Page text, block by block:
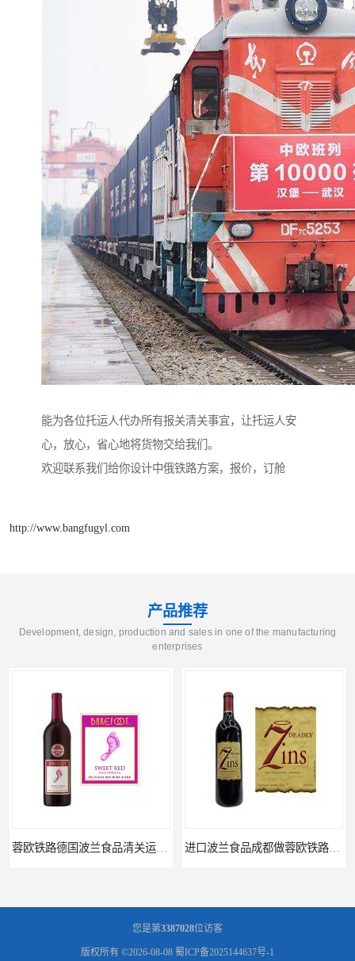
能为各位托运人代办所有报关清关事宜，让托运人安
心，放心，省心地将货物交给我们。
欢迎联系我们给你设计中俄铁路方案，报价，订舱
http://www.bangfugyl.com
产品推荐
Development, design, production and sales in one of the manufacturing
enterprises
蓉欧铁路德国波兰食品清关运输门到门 进口波兰食品成都做蓉欧铁路代理的公司
您是第3387028位访客
版权所有 ©2026-08-08 蜀ICP备2025144637号-1